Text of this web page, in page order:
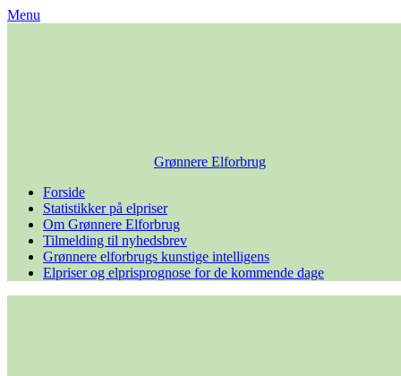
Skip
Menu
Grønnere Elforbrug
Forside
Statistikker på elpriser
Om Grønnere Elforbrug
Tilmelding til nyhedsbrev
Grønnere elforbrugs kunstige intelligens
Elpriser og elprisprognose for de kommende dage